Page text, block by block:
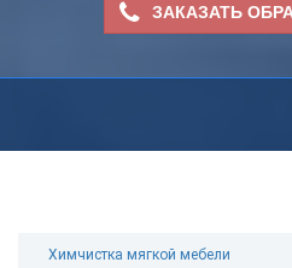
ЗАКАЗАТЬ
Химчистка мягкой мебели